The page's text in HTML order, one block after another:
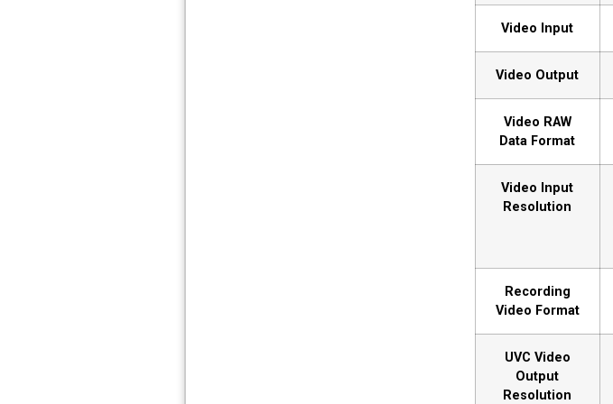
Video Input
Video Output
Video RAW
Data Format
Video Input
Resolution
Recording
Video Format
UVC Video
Output
Resolution